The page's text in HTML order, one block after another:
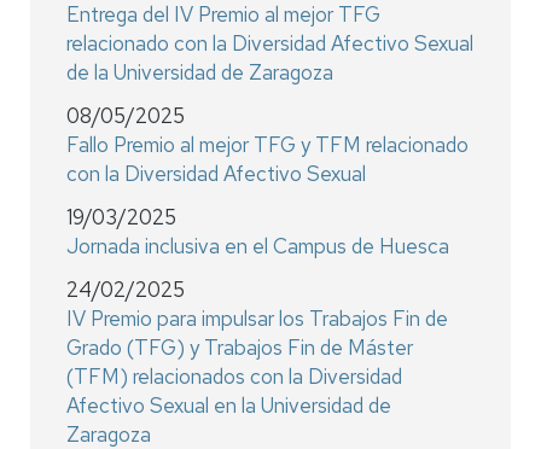
Entrega del IV Premio al mejor TFG
relacionado con la Diversidad Afectivo Sexual
de la Universidad de Zaragoza
08/05/2025
Fallo Premio al mejor TFG y TFM relacionado
con la Diversidad Afectivo Sexual
19/03/2025
Jornada inclusiva en el Campus de Huesca
24/02/2025
IV Premio para impulsar los Trabajos Fin de
Grado (TFG) y Trabajos Fin de Máster
(TFM) relacionados con la Diversidad
Afectivo Sexual en la Universidad de
Zaragoza